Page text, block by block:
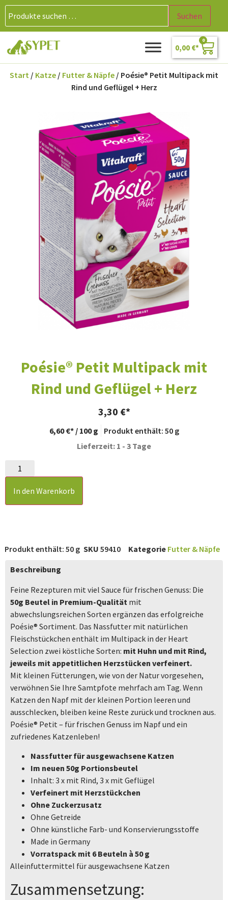
Suchen
0,00 €
0
Start / Katze / Futter & Näpfe / Poésie® Petit Multipack mit
Rind und Geflügel + Herz
Poésie® Petit Multipack mit
Rind und Geflügel + Herz
3,30 €
6,60€ / 100 g Produkt enthält: 50 g
Lieferzeit: 1 - 3 Tage
In den Warenkorb
Produkt enthält: 50 g SKU 59410 Kategorie Futter & Näpfe
Beschreibung
Feine Rezepturen mit viel Sauce für frischen Genuss: Die
50g Beutel in Premium-Qualität mit
abwechslungsreichen Sorten ergänzen das erfolgreiche
Poésie® Sortiment. Das Nassfutter mit natürlichen
Fleischstückchen enthält im Multipack in der Heart
Selection zwei köstliche Sorten: mit Huhn und mit Rind,
jeweils mit appetitlichen Herzstücken verfeinert.
Mit kleinen Fütterungen, wie von der Natur vorgesehen,
verwöhnen Sie Ihre Samtpfote mehrfach am Tag. Wenn
Katzen den Napf mit der kleinen Portion leeren und
ausschlecken, bleiben keine Reste zurück und trocknen aus.
Poésie® Petit – für frischen Genuss im Napf und ein
zufriedenes Katzenleben!
Nassfutter für ausgewachsene Katzen
Im neuen 50g Portionsbeutel
Inhalt: 3 x mit Rind, 3 x mit Geflügel
Verfeinert mit Herzstückchen
Ohne Zuckerzusatz
Ohne Getreide
Ohne künstliche Farb- und Konservierungsstoffe
Made in Germany
Vorratspack mit 6 Beuteln à 50 g
Alleinfuttermittel für ausgewachsene Katzen
Zusammensetzung: